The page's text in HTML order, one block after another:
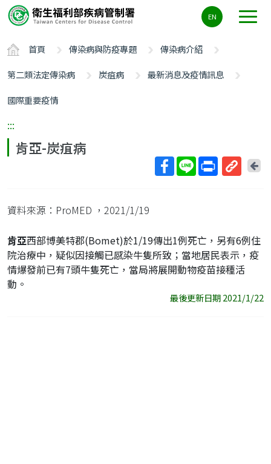
要
容
ALT+C
EN
首頁 傳染病與防疫專題
傳染病介紹
第二類法定傳染病
炭疽病
最新消息及疫情訊息
國際重要疫情
:::
肯亞-炭疽病
址
回
資料來源：ProMED ，2021/1/19
肯亞西部博美特郡(Bomet)於1/19傳出1例死亡，另有6例住
院治療中，疑似因接觸已感染牛隻所致；當地居民表示，疫
情爆發前已有7頭牛隻死亡，當局將展開動物疫苗接種活
動。
最後更新日期 2021/1/22